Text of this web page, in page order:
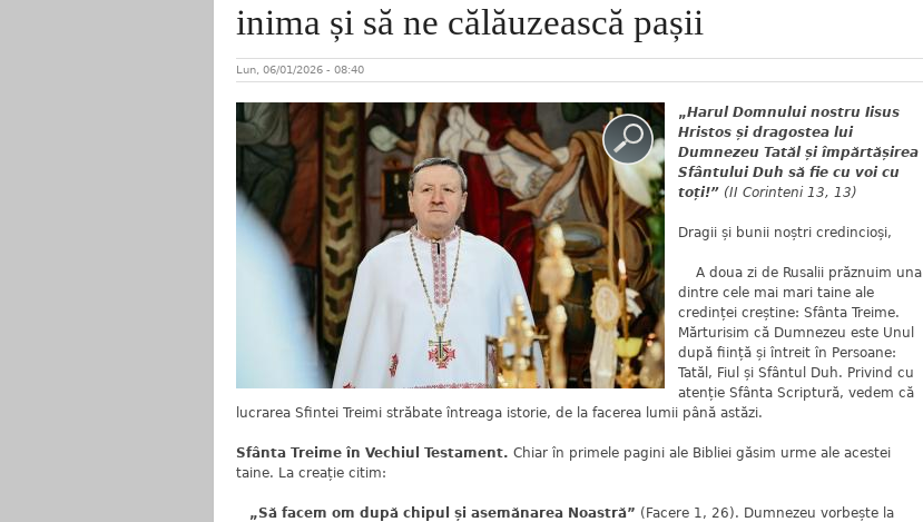
inima și să ne călăuzească pașii
Lun, 06/01/2026 - 08:40
„Harul Domnului nostru Iisus
Hristos și dragostea lui
Dumnezeu Tatăl și împărtășirea
Sfântului Duh să fie cu voi cu
toți!” (II Corinteni 13, 13)
Dragii și bunii noștri credincioși,
A doua zi de Rusalii prăznuim una
dintre cele mai mari taine ale
credinței creștine: Sfânta Treime.
Mărturisim că Dumnezeu este Unul
după ființă și întreit în Persoane:
Tatăl, Fiul și Sfântul Duh. Privind cu
atenție Sfânta Scriptură, vedem că
lucrarea Sfintei Treimi străbate întreaga istorie, de la facerea lumii până astăzi.
Sfânta Treime în Vechiul Testament. Chiar în primele pagini ale Bibliei găsim urme ale acestei
taine. La creație citim:
„Să facem om după chipul și asemănarea Noastră” (Facere 1, 26). Dumnezeu vorbește la